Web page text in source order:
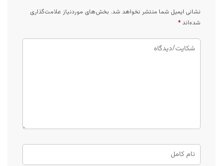
نشانی ایمیل شما منتشر نخواهد شد. بخش‌های موردنیاز علامت‌گذاری
شده‌اند *